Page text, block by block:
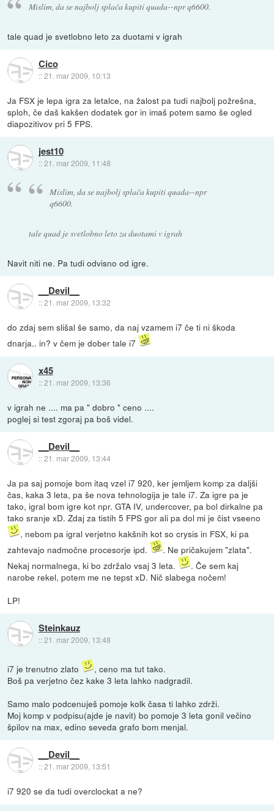
Mislim, da se najbolj splača kupiti quada--npr q6600.
tale quad je svetlobno leto za duotami v igrah
Cico
::21. mar 2009, 10:13
Ja FSX je lepa igra za letalce, na žalost pa tudi najbolj požrešna,
sploh, če daš kakšen dodatek gor in imaš potem samo še ogled
diapozitivov pri 5 FPS.
jest10
::21. mar 2009, 11:48
Mislim, da se najbolj splača kupiti quada--npr
q6600.
tale quad je svetlobno leto za duotami v igrah
Navit niti ne. Pa tudi odvisno od igre.
__Devil__
::21. mar 2009, 13:32
do zdaj sem slišal še samo, da naj vzamem i7 če ti ni škoda
dnarja.. in? v čem je dober tale i7
x45
::21. mar 2009, 13:36
v igrah ne .... ma pa " dobro " ceno ....
poglej si test zgoraj pa boš videl.
__Devil__
::21. mar 2009, 13:44
Ja pa saj pomoje bom itaq vzel i7 920, ker jemljem komp za daljši
čas, kaka 3 leta, pa še nova tehnologija je tale i7. Za igre pa je
tako, igral bom igre kot npr. GTA IV, undercover, pa bol dirkalne pa
tako sranje xD. Zdaj za tistih 5 FPS gor ali pa dol mi je čist vseeno
, nebom pa igral verjetno kakšnih kot so crysis in FSX, ki pa
zahtevajo nadmočne procesorje ipd.
. Ne pričakujem "zlata".
Nekaj normalnega, ki bo zdržalo vsaj 3 leta.
. Če sem kaj
narobe rekel, potem me ne tepst xD. Nič slabega nočem!
LP!
Steinkauz
::21. mar 2009, 13:48
i7 je trenutno zlato
, ceno ma tut tako.
Boš pa verjetno čez kake 3 leta lahko nadgradil.
Samo malo podcenuješ pomoje kolk časa ti lahko zdrži.
Moj komp v podpisu(ajde je navit) bo pomoje 3 leta gonil večino
špilov na max, edino seveda grafo bom menjal.
__Devil__
::21. mar 2009, 13:51
i7 920 se da tudi overclockat a ne?